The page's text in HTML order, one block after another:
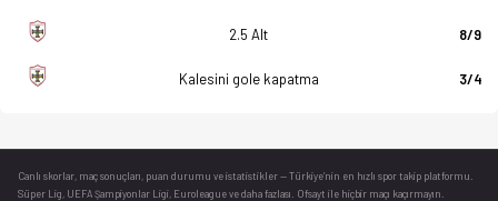
2.5 Alt 8/9
Kalesini gole kapatma 3/4
Canlı skorlar , maç sonuçları, puan durumu ve istatistikler — Türkiye’nin en hızlı spor takip platformu.
Süper Lig, UEFA Şampiyonlar Ligi, Euroleague ve daha fazlası. Ofsayt ile hiçbir maçı kaçırmayın.